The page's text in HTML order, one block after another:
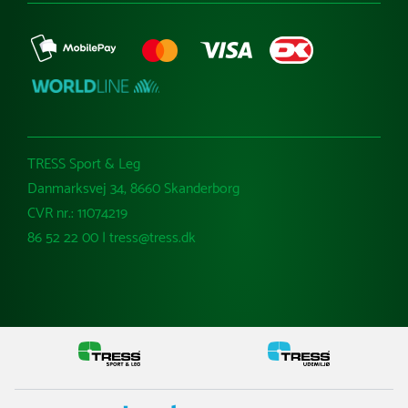
TRESS Sport & Leg
Danmarksvej 34, 8660 Skanderborg
CVR nr.: 11074219
86 52 22 00 | tress@tress.dk